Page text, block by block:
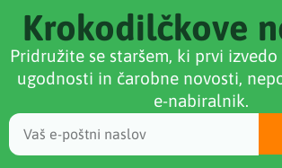
Krokodilčkove
Pridružite se staršem, ki prvi
ugodnosti in čarobne novosti,
e-nabiralnik.